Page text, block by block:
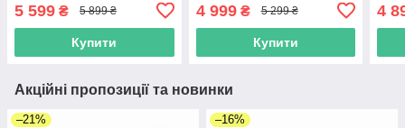
5 599 ₴ 5 899 ₴
Купити
4 999₴ 5 299 ₴
Купити
4
Акційні пропозиції та новинки
–21% –16%